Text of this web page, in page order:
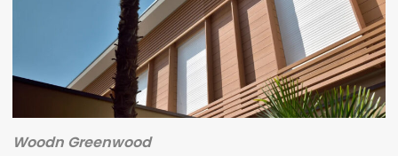
Woodn Greenwood